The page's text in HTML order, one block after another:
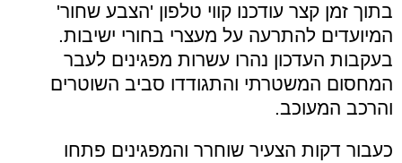
בתוך זמן קצר עודכנו קווי טלפון 'הצבע שחור'
המיועדים להתרעה על מעצרי בחורי ישיבות.
בעקבות העדכון נהרו עשרות מפגינים לעבר
המחסום המשטרתי והתגודדו סביב השוטרים
והרכב המעוכב.
כעבור דקות הצעיר שוחרר והמפגינים פתחו